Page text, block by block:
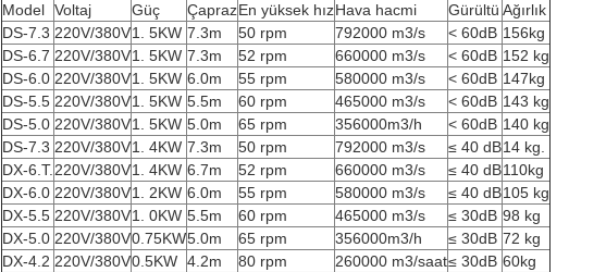
Model Voltaj Güç ÇaprazEn yüksek hızHava hacmi Gürültü Ağırlık
DS-7.3 220V/380V1. 5KW 7.3m 50 rpm 792000 m3/s < 60dB 156kg
DS-6.7 220V/380V1. 5KW 7.3m 52 rpm 660000 m3/s < 60dB 152 kg
DS-6.0 220V/380V1. 5KW 6.0m 55 rpm 580000 m3/s < 60dB 147kg
DS-5.5 220V/380V1. 5KW 5.5m 60 rpm 465000 m3/s < 60dB 143 kg
DS-5.0 220V/380V1. 5KW 5.0m 65 rpm 356000m3/h < 60dB 140 kg
DS-7.3 220V/380V1. 4KW 7.3m 50 rpm 792000 m3/s ≤ 40 dB14 kg.
DX-6.T. 220V/380V1. 4KW 6.7m 52 rpm 660000 m3/s ≤ 40 dB110kg
DX-6.0 220V/380V1. 2KW 6.0m 55 rpm 580000 m3/s ≤ 40 dB105 kg
DX-5.5 220V/380V1. 0KW 5.5m 60 rpm 465000 m3/s ≤ 30dB 98 kg
DX-5.0 220V/380V0.75KW5.0m 65 rpm 356000m3/h ≤ 30dB 72 kg
DX-4.2 220V/380V0.5KW 4.2m 80 rpm 260000 m3/saat≤ 30dB 60kg